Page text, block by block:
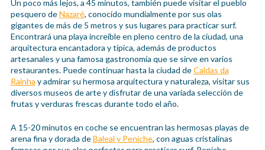
Un poco más lejos, a 45 minutos, también puede visitar el pueblo
pesquero deNazaré, conocido mundialmente por sus olas
gigantes de más de 5 metros y sus lugares para practicar surf.
Encontrará una playa increíble en pleno centro de la ciudad, una
arquitectura encantadora y típica, además de productos
artesanales y una famosa gastronomía que se sirve en varios
restaurantes. Puede continuar hasta la ciudad deCaldas da
Rainha y admirar su hermosa arquitectura y naturaleza, visitar sus
diversos museos de arte y disfrutar de una variada selección de
frutas y verduras frescas durante todo el año.
A 15-20 minutos en coche se encuentran las hermosas playas de
arena fina y dorada deBaleal y Peniche, con aguas cristalinas